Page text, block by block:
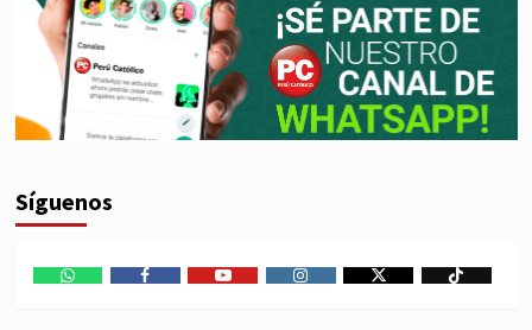
Síguenos